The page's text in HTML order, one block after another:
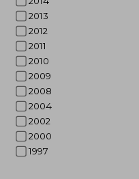
2013
2012
2011
2010
2009
2008
2004
2002
2000
1997